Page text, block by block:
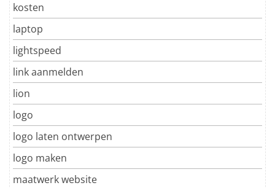
kosten
laptop
lightspeed
link aanmelden
lion
logo
logo laten ontwerpen
logo maken
maatwerk website